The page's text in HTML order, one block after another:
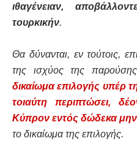
ιθαγένειαν,
τουρκικήν.
Θα δύνανται, εν τούτοις,
της ισχύος της
δικαίωμα επιλογής υπέρ
τοιαύτη περιπτώσει,
Κύπρον εντός δώδεκα
το δικαίωμα της επιλογής.